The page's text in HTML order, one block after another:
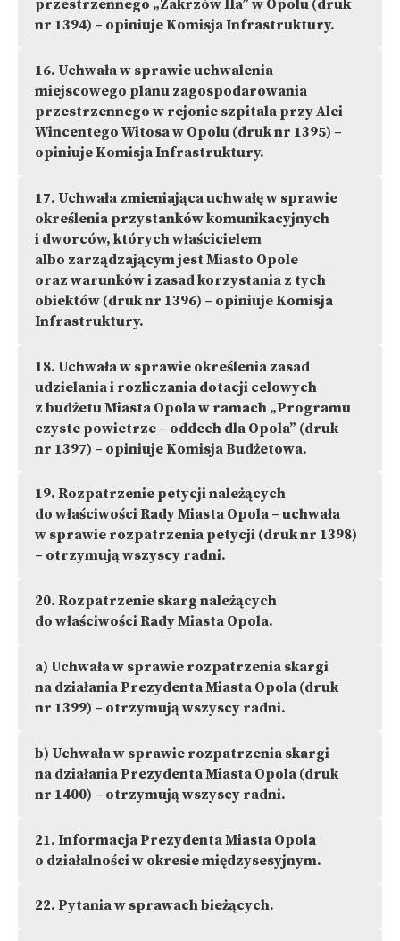
przestrzennego „Zakrzów IIa” w Opolu (druk
nr 1394) – opiniuje Komisja Infrastruktury.
16. Uchwała w sprawie uchwalenia
miejscowego planu zagospodarowania
przestrzennego w rejonie szpitala przy Alei
Wincentego Witosa w Opolu (druk nr 1395) –
opiniuje Komisja Infrastruktury.
17. Uchwała zmieniająca uchwałę w sprawie
określenia przystanków komunikacyjnych
i dworców, których właścicielem
albo zarządzającym jest Miasto Opole
oraz warunków i zasad korzystania z tych
obiektów (druk nr 1396) – opiniuje Komisja
Infrastruktury.
18. Uchwała w sprawie określenia zasad
udzielania i rozliczania dotacji celowych
z budżetu Miasta Opola w ramach „Programu
czyste powietrze – oddech dla Opola” (druk
nr 1397) – opiniuje Komisja Budżetowa.
19. Rozpatrzenie petycji należących
do właściwości Rady Miasta Opola – uchwała
w sprawie rozpatrzenia petycji (druk nr 1398)
– otrzymują wszyscy radni.
20. Rozpatrzenie skarg należących
do właściwości Rady Miasta Opola.
a) Uchwała w sprawie rozpatrzenia skargi
na działania Prezydenta Miasta Opola (druk
nr 1399) – otrzymują wszyscy radni.
b) Uchwała w sprawie rozpatrzenia skargi
na działania Prezydenta Miasta Opola (druk
nr 1400) – otrzymują wszyscy radni.
21. Informacja Prezydenta Miasta Opola
o działalności w okresie międzysesyjnym.
22. Pytania w sprawach bieżących.